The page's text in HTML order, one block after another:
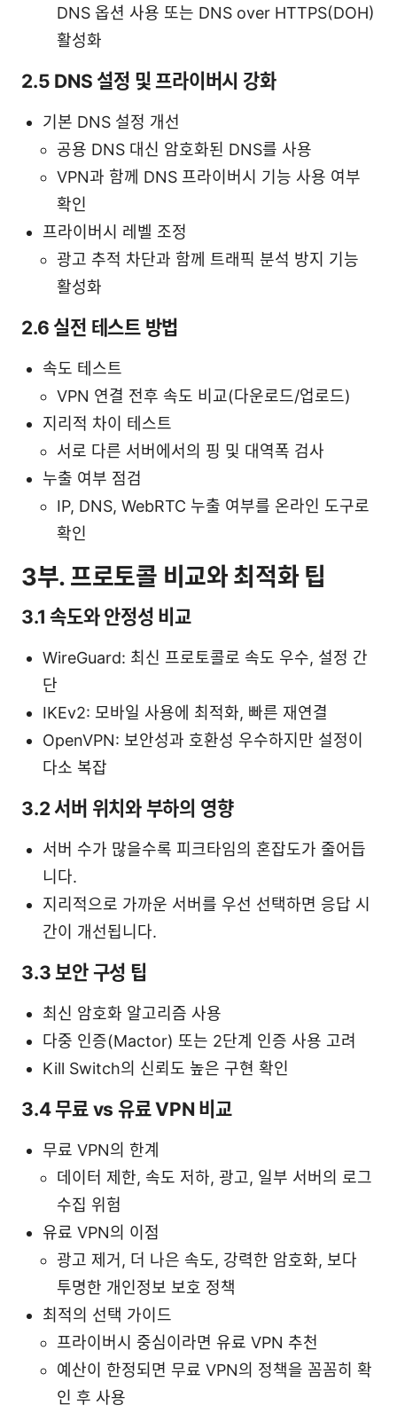
DNS 옵션 사용 또는 DNS over HTTPS(DOH)
활성화
2.5 DNS 설정 및 프라이버시 강화
기본 DNS 설정 개선
공용 DNS 대신 암호화된 DNS를 사용
VPN과 함께 DNS 프라이버시 기능 사용 여부
확인
프라이버시 레벨 조정
광고 추적 차단과 함께 트래픽 분석 방지 기능
활성화
2.6 실전 테스트 방법
속도 테스트
VPN 연결 전후 속도 비교(다운로드/업로드)
지리적 차이 테스트
서로 다른 서버에서의 핑 및 대역폭 검사
누출 여부 점검
IP, DNS, WebRTC 누출 여부를 온라인 도구로
확인
3부. 프로토콜 비교와 최적화 팁
3.1 속도와 안정성 비교
WireGuard: 최신 프로토콜로 속도 우수, 설정 간
단
IKEv2: 모바일 사용에 최적화, 빠른 재연결
OpenVPN: 보안성과 호환성 우수하지만 설정이
다소 복잡
3.2 서버 위치와 부하의 영향
서버 수가 많을수록 피크타임의 혼잡도가 줄어듭
니다.
지리적으로 가까운 서버를 우선 선택하면 응답 시
간이 개선됩니다.
3.3 보안 구성 팁
최신 암호화 알고리즘 사용
다중 인증(Mactor) 또는 2단계 인증 사용 고려
Kill Switch의 신뢰도 높은 구현 확인
3.4 무료 vs 유료 VPN 비교
무료 VPN의 한계
데이터 제한, 속도 저하, 광고, 일부 서버의 로그
수집 위험
유료 VPN의 이점
광고 제거, 더 나은 속도, 강력한 암호화, 보다
투명한 개인정보 보호 정책
최적의 선택 가이드
프라이버시 중심이라면 유료 VPN 추천
예산이 한정되면 무료 VPN의 정책을 꼼꼼히 확
인 후 사용